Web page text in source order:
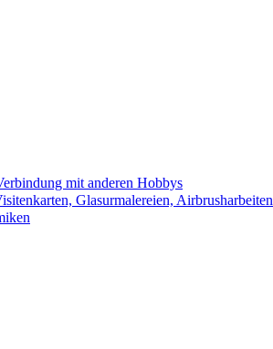
mit anderen Hobbys
Glasurmalereien, Airbrusharbeiten